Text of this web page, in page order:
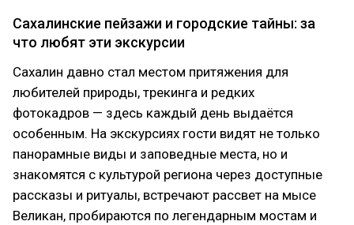
Сахалинские пейзажи и городские тайны: за
что любят эти экскурсии
Сахалин давно стал местом притяжения для
любителей природы, трекинга и редких
фотокадров — здесь каждый день выдаётся
особенным. На экскурсиях гости видят не только
панорамные виды и заповедные места, но и
знакомятся с культурой региона через доступные
рассказы и ритуалы, встречают рассвет на мысе
Великан, пробираются по легендарным мостам и